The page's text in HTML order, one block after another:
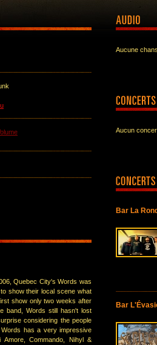
Quebec City's Words was
show their local scene what
show only two weeks after
band, Words still hasn't lost
considering the people
has a very impressive
Commando, Nihyl &
Aucune
Aucun
Bar La
Bar